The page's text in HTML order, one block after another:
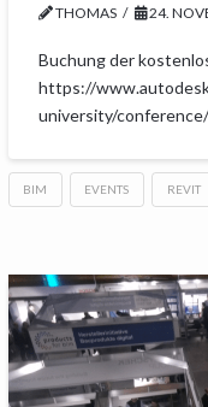
THOMAS 24.
Buchung der
https://
university/
BIM EVENTS REVIT